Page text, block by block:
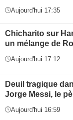
Aujourd'hui 17:35
Chicharito sur
un mélange de
Aujourd'hui 17:12
Deuil tragique
Jorge Messi, le
Aujourd'hui 16:59